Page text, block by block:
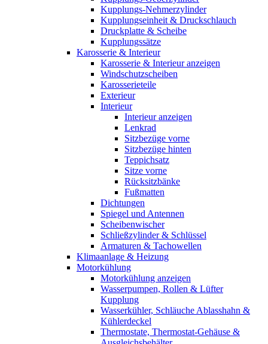
Kupplungs-Nehmerzylinder
Kupplungseinheit & Druckschlauch
Druckplatte & Scheibe
Kupplungssätze
Karosserie & Interieur
Karosserie & Interieur anzeigen
Windschutzscheiben
Karosserieteile
Exterieur
Interieur
Interieur anzeigen
Lenkrad
Sitzbezüge vorne
Sitzbezüge hinten
Teppichsatz
Sitze vorne
Rücksitzbänke
Fußmatten
Dichtungen
Spiegel und Antennen
Scheibenwischer
Schließzylinder & Schlüssel
Armaturen & Tachowellen
Klimaanlage & Heizung
Motorkühlung
Motorkühlung anzeigen
Wasserpumpen, Rollen & Lüfter
Kupplung
Wasserkühler, Schläuche Ablasshahn &
Kühlerdeckel
Thermostate, Thermostat-Gehäuse &